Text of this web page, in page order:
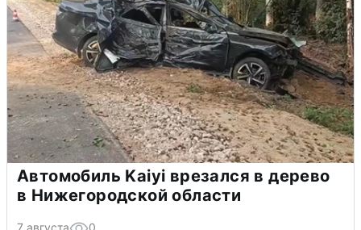
Автомобиль Kaiyi врезался в дерево
в Нижегородской области